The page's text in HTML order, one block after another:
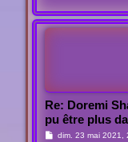
Re: Doremi
pu être plus
Mdim. 23 mai 2021,